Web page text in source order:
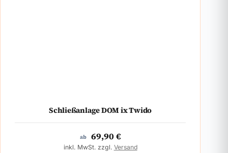
Schließanlage DOM ix Twido
ab 69,90€
inkl. MwSt. zzgl. Versand